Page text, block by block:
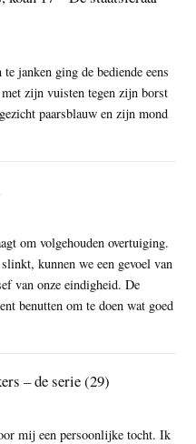
janken ging de bediende eens
zijn vuisten tegen zijn borst
paarsblauw en zijn mond
om volgehouden overtuiging.
kunnen we een gevoel van
van onze eindigheid. De
benutten om te doen wat goed
– de serie (29)
mij een persoonlijke tocht. Ik